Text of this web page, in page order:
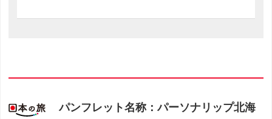
パンフレット名称：パーソナリップ北海